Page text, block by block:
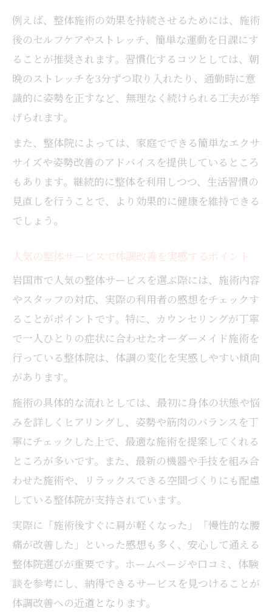
例えば、整体施術の効果を持続させるためには、施術
後のセルフケアやストレッチ、簡単な運動を日課にす
ることが推奨されます。習慣化するコツとしては、朝
晩のストレッチを3分ずつ取り入れたり、通勤時に意
識的に姿勢を正すなど、無理なく続けられる工夫が挙
げられます。
また、整体院によっては、家庭でできる簡単なエクサ
サイズや姿勢改善のアドバイスを提供しているところ
もあります。継続的に整体を利用しつつ、生活習慣の
見直しを行うことで、より効果的に健康を維持できる
でしょう。
人気の整体サービスで体調改善を実感するポイント
岩国市で人気の整体サービスを選ぶ際には、施術内容
やスタッフの対応、実際の利用者の感想をチェックす
ることがポイントです。特に、カウンセリングが丁寧
で一人ひとりの症状に合わせたオーダーメイド施術を
行っている整体院は、体調の変化を実感しやすい傾向
があります。
施術の具体的な流れとしては、最初に身体の状態や悩
みを詳しくヒアリングし、姿勢や筋肉のバランスを丁
寧にチェックした上で、最適な施術を提案してくれる
ところが多いです。また、最新の機器や手技を組み合
わせた施術や、リラックスできる空間づくりにも配慮
している整体院が支持されています。
実際に「施術後すぐに肩が軽くなった」「慢性的な腰
痛が改善した」といった感想も多く、安心して通える
整体院選びが重要です。ホームページや口コミ、体験
談を参考にし、納得できるサービスを見つけることが
体調改善への近道となります。